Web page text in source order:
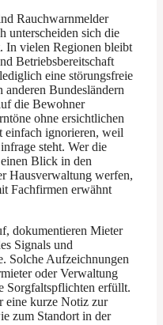
Rauchwarnmelder
unterscheiden sich die
In vielen Regionen bleibt
Betriebsbereitschaft
eine störungsfreie
anderen Bundesländern
die Bewohner
ohne ersichtlichen
einfach ignorieren, weil
steht. Wer die
Blick in den
Hausverwaltung werfen,
Fachfirmen erwähnt
dokumentieren Mieter
Signals und
Solche Aufzeichnungen
oder Verwaltung
Sorgfaltspflichten erfüllt.
eine kurze Notiz zur
zum Standort in der